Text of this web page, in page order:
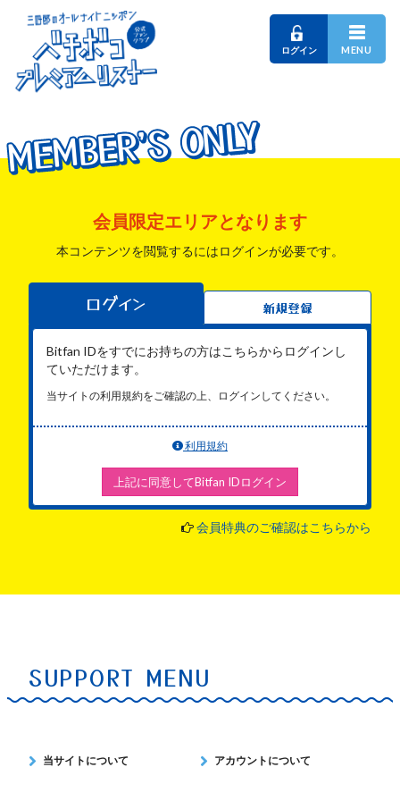
ログイン MENU
MEMBER'S ONLY
MEMBER'S ONLY
MEMBER'S ONLY
会員限定エリアとなります
本コンテンツを閲覧するにはログインが必要です。
ログイン 新規登録
Bitfan IDをすでにお持ちの方はこちらからログインし
ていただけます。
当サイトの利用規約をご確認の上、ログインしてください。
利用規約
上記に同意してBitfan IDログイン
会員特典のご確認はこちらから
SUPPORT MENU
当サイトについて アカウントについて